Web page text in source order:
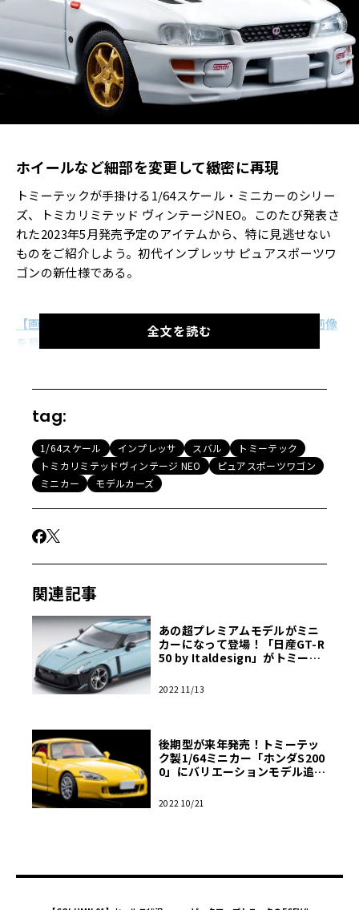
ホイールなど細部を変更して緻密に再現
トミーテックが手掛ける1/64スケール・ミニカーのシリー
ズ、トミカリミテッド ヴィンテージNEO。このたび発表さ
れた2023年5月発売予定のアイテムから、特に見逃せない
ものをご紹介しよう。初代インプレッサ ピュアスポーツワ
ゴンの新仕様である。
【画像15枚】発売が待ち遠しいインプレッサの詳細な画像
を見る！
同シリーズで初となる初代インプレッサのワゴンは先月（2
022年11月）リリースされたばかりだが、そのバリエーシ
月発売されたのはWRX STi Version.Ⅵ（99年式）だった
が、来年5月に加わるのは「スバル インプレッサ ピュアス
ポーツワゴンWRX STi Version.Ｖ 98年式」。Version.Ⅴで
はホイールが6本スポークではなく5本スポークとなり、フ
ロントスポイラーも形状が異なるのだが、いずれもパーツ
の作り分けでその差異をしっかりと再現している。
赤、青ボディではダークグレー／青）、Version.Ⅴではい
全文を読む
tag:
1/64スケール インプレッサ スバル
トミーテック
トミカリミテッドヴィンテージ NEO
ピュアスポーツワゴン
ミニカー
モデルカーズ
関連記事
あの超プレミアムモデルがミニ
カーになって登場！「日産GT-R
50 by Italdesign」がトミーテ
デルカーズ】
2022 11/13
後期型が来年発売！トミーテッ
ク製1/64ミニカー「ホンダS200
0」にバリエーションモデル追加
2022 10/21